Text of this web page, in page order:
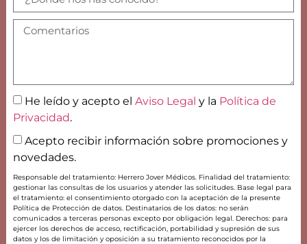
He leído y acepto el Aviso Legal y la Política de
Privacidad.
Acepto recibir información sobre promociones y
novedades.
Responsable del tratamiento: Herrero Jover Médicos. Finalidad del tratamiento:
gestionar las consultas de los usuarios y atender las solicitudes. Base legal para
el tratamiento: el consentimiento otorgado con la aceptación de la presente
Política de Protección de datos. Destinatarios de los datos: no serán
comunicados a terceras personas excepto por obligación legal. Derechos: para
ejercer los derechos de acceso, rectificación, portabilidad y supresión de sus
datos y los de limitación y oposición a su tratamiento reconocidos por la